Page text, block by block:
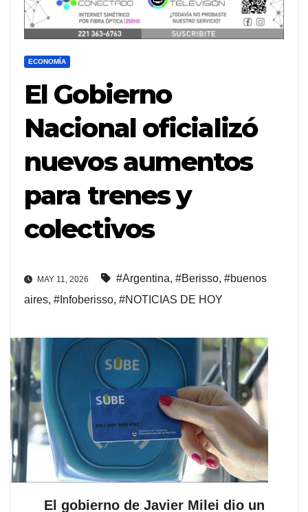
ECONOMÍA
El Gobierno
Nacional oficializó
nuevos aumentos
para trenes y
colectivos
MAY 11, 2026 #Argentina, #Berisso, #buenos
aires, #Infoberisso, #NOTICIAS DE HOY
El gobierno de Javier Milei dio un